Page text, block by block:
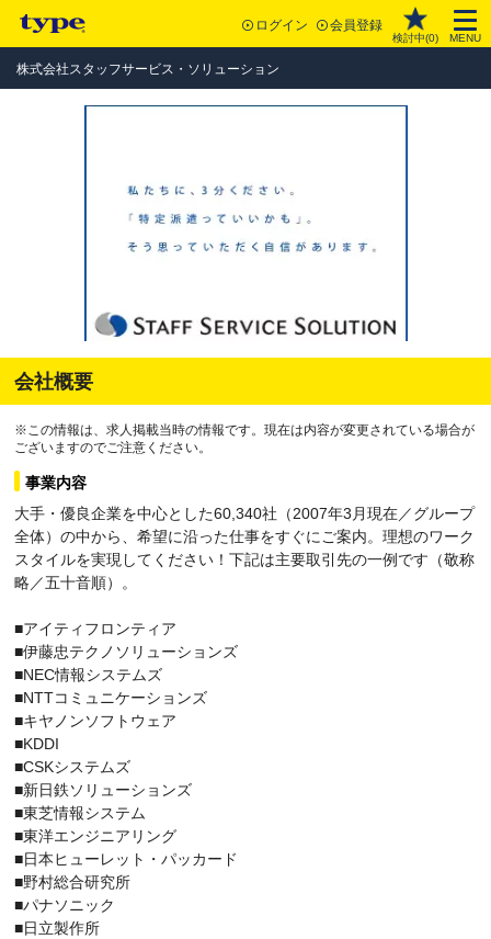
ログイン 会員登録
検討中(0) MENU
株式会社スタッフサービス・ソリューション
会社概要
※この情報は、求人掲載当時の情報です。現在は内容が変更されている場合が
ございますのでご注意ください。
事業内容
大手・優良企業を中心とした60,340社（2007年3月現在／グループ
全体）の中から、希望に沿った仕事をすぐにご案内。理想のワーク
スタイルを実現してください！下記は主要取引先の一例です（敬称
略／五十音順）。
■アイティフロンティア
■伊藤忠テクノソリューションズ
■NEC情報システムズ
■NTTコミュニケーションズ
■キヤノンソフトウェア
■KDDI
■CSKシステムズ
■新日鉄ソリューションズ
■東芝情報システム
■東洋エンジニアリング
■日本ヒューレット・パッカード
■野村総合研究所
■パナソニック
■日立製作所